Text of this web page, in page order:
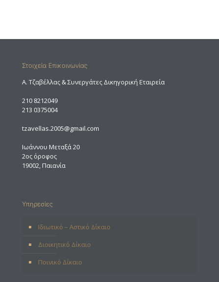
Στοιχεία Επικοινωνίας
A. Τζαβέλλας & Συνεργάτες Δικηγορική Εταιρεία
210 8212049
213 0375004
tzavellas.2005@gmail.com
Ιωάννου Μεταξά 20
2ος όροφος
19002, Παιανία
Υπηρεσίες
Ιδιωτικό – Αστικό Δίκαιο
Διοικητικό Δίκαιο
Ποινικό Δίκαιο